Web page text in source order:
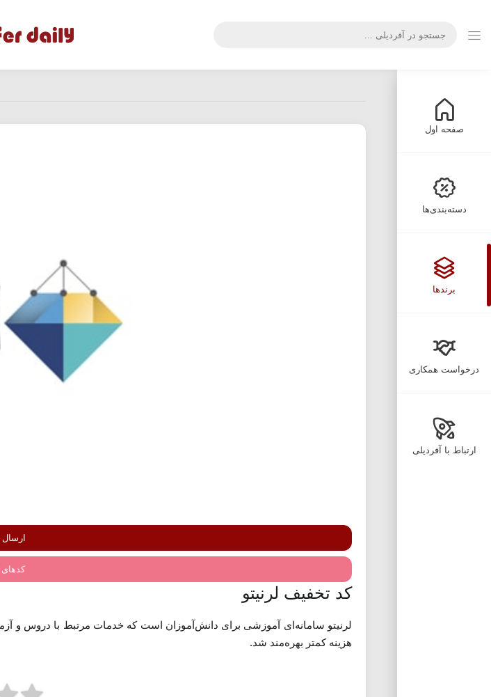
صفحه اول
دسته‌بندی‌ها
برندها
درخواست همکاری
ارتباط با آفردیلی
ارسال
کدهای
کد تخفیف لرنیتو
لرنیتو سامانه‌ای آموزشی برای دانش‌آموزان است که خدمات مرتبط با دروس و
هزینه کمتر بهره‌مند شد.